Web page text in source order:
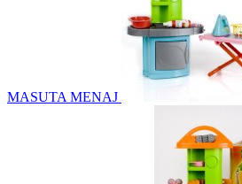
MASUTA MENAJ